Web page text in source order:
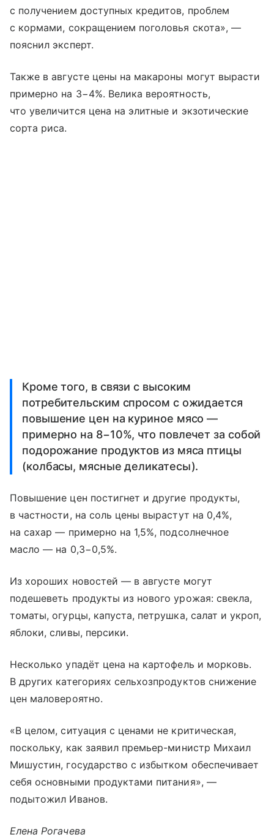
с получением доступных кредитов, проблем
с кормами, сокращением поголовья скота», —
пояснил эксперт.
Также в августе цены на макароны могут вырасти
примерно на 3−4%. Велика вероятность,
что увеличится цена на элитные и экзотические
сорта риса.
Кроме того, в связи с высоким
потребительским спросом с ожидается
повышение цен на куриное мясо —
примерно на 8−10%, что повлечет за собой
подорожание продуктов из мяса птицы
(колбасы, мясные деликатесы).
Повышение цен постигнет и другие продукты,
в частности, на соль цены вырастут на 0,4%,
на сахар — примерно на 1,5%, подсолнечное
масло — на 0,3−0,5%.
Из хороших новостей — в августе могут
подешеветь продукты из нового урожая: свекла,
томаты, огурцы, капуста, петрушка, салат и укроп,
яблоки, сливы, персики.
Несколько упадёт цена на картофель и морковь.
В других категориях сельхозпродуктов снижение
цен маловероятно.
«В целом, ситуация с ценами не критическая,
поскольку, как заявил премьер-министр Михаил
Мишустин, государство с избытком обеспечивает
себя основными продуктами питания», —
подытожил Иванов.
Елена Рогачева